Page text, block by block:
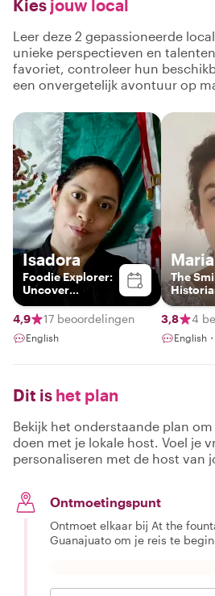
Kies jouw local
Leer deze 2 gepassioneerde
unieke perspectieven en
favoriet, controleer hun
een onvergetelijk avontuur op
Isadora
Foodie Explorer:
Uncover
Guanajuato's
Culinary
Treasures with
me
4,9 17 beoordelingen
English
The
3,8 4
English
Dit is het plan
Bekijk het onderstaande plan
doen met je lokale host. Voel je
personaliseren met de host van
Ontmoetingspunt
Ontmoet elkaar bij At the
Guanajuato om je reis te